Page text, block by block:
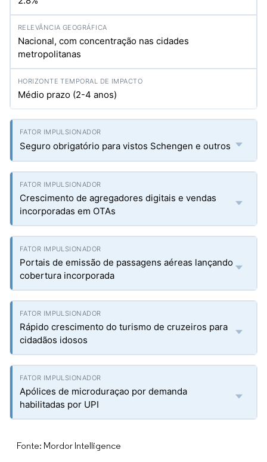
Nacional, com concentração nas cidades
metropolitanas
Médio prazo (2-4 anos)
Seguro obrigatório para vistos Schengen e outros
Crescimento de agregadores digitais e vendas
incorporadas em OTAs
Portais de emissão de passagens aéreas lançando
cobertura incorporada
Rápido crescimento do turismo de cruzeiros para
cidadãos idosos
Apólices de microduraçao por demanda
habilitadas por UPI
Fonte: Mordor Intelligence